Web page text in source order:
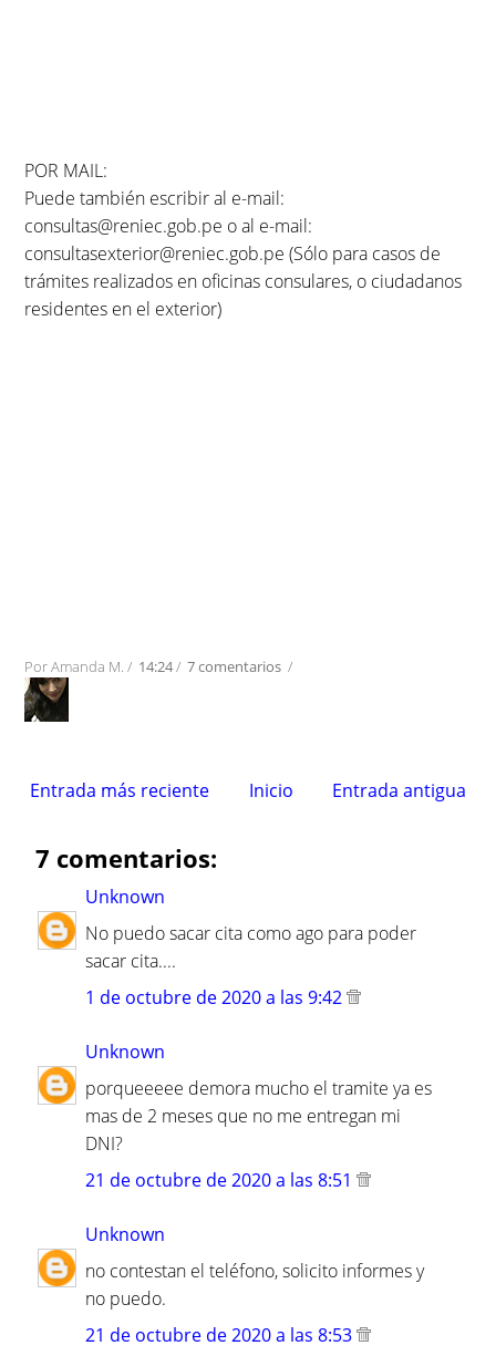
POR MAIL:
Puede también escribir al e-mail:
consultas@reniec.gob.pe o al e-mail:
consultasexterior@reniec.gob.pe (Sólo para casos de
trámites realizados en oficinas consulares, o ciudadanos
residentes en el exterior)
PorAmanda M. / 14:24/7 comentarios /
Entrada más reciente Entrada antigua
Inicio
7 comentarios:
Unknown
No puedo sacar cita como ago para poder
sacar cita....
1 de octubre de 2020 a las 9:42
Unknown
porqueeeee demora mucho el tramite ya es
mas de 2 meses que no me entregan mi
DNI?
21 de octubre de 2020 a las 8:51
Unknown
no contestan el teléfono, solicito informes y
no puedo.
21 de octubre de 2020 a las 8:53